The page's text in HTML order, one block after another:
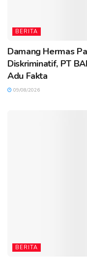
BERITA
Damang Hermas
Diskriminatif, PT
Adu Fakta
09/08/2026
BERITA